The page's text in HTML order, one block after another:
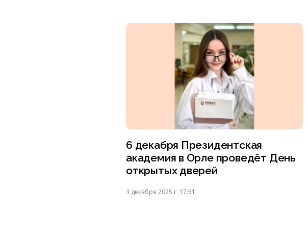
6 декабря Президентская
академия в Орле проведёт День
открытых дверей
3 декабря 2025 г. 17:51